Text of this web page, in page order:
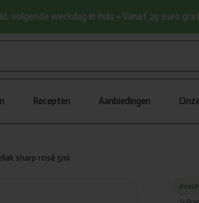
volgende werkdag in huis • Vanaf 25 euro
Recepten Aanbiedingen
sharp rosé 5ml